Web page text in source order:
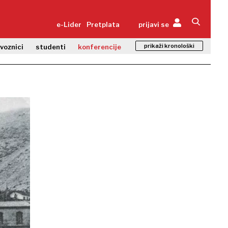
e-Lider Pretplata prijavi se
studenti konferencije prikaži kronološki